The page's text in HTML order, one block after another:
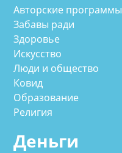
Авторские программы
Забавы ради
Здоровье
Искусство
Люди и общество
Ковид
Образование
Религия
Деньги